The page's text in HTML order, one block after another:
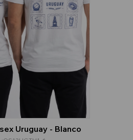
Uruguay - Blanco